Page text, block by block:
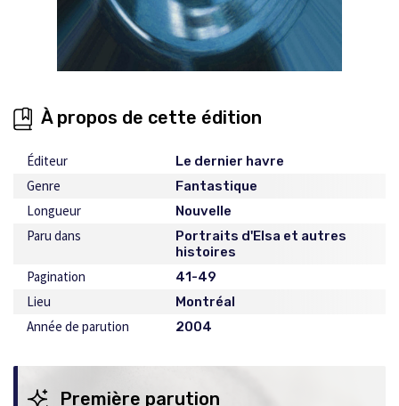
À propos de cette édition
Éditeur Le dernier havre
Genre Fantastique
Longueur Nouvelle
Paru dans
Portraits d'Elsa et autres
histoires
Pagination 41-49
Lieu Montréal
Année de parution 2004
Première parution